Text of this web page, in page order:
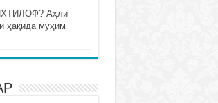
Аҳли
ҳақида муҳим